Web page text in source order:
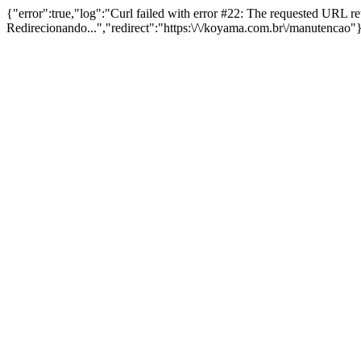
{"error":true,"log":"Curl failed with error #22: The requested URL
Redirecionando...","redirect":"https:\/\/koyama.com.br\/